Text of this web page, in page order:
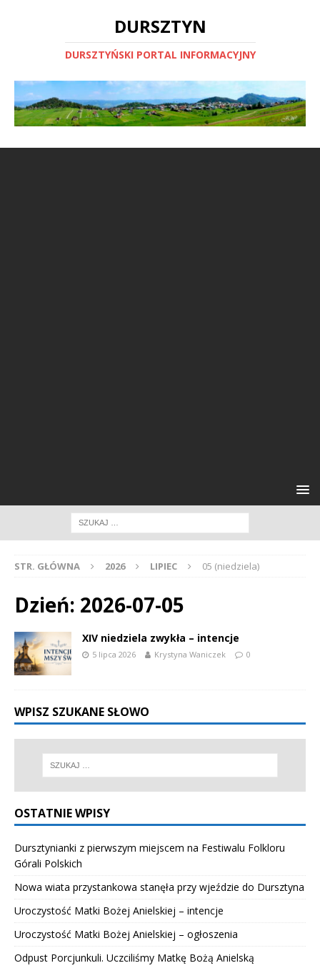
DURSZTYN
DURSZTYŃSKI PORTAL INFORMACYJNY
STR. GŁÓWNA 2026 LIPIEC 05 (niedziela)
Dzień: 2026-07-05
XIV niedziela zwykła – intencje
5 lipca 2026 Krystyna Waniczek 0
WPISZ SZUKANE SŁOWO
OSTATNIE WPISY
Dursztynianki z pierwszym miejscem na Festiwalu Folkloru
Górali Polskich
Nowa wiata przystankowa stanęła przy wjeździe do Dursztyna
Uroczystość Matki Bożej Anielskiej – intencje
Uroczystość Matki Bożej Anielskiej – ogłoszenia
Odpust Porcjunkuli. Uczciliśmy Matkę Bożą Anielską